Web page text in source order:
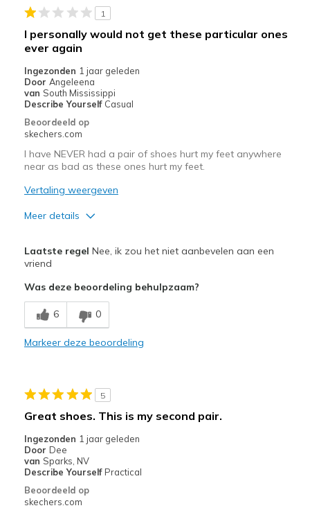
Casual Wear
Going Out
Travel
Width
Feels true to width
Sizing
View On Shoes
1
I personally would not get these particular ones
ever again
Ingezonden 1 jaar geleden
Door Angeleena
van South Mississippi
Describe Yourself Casual
Beoordeeld op
skechers.com
I have NEVER had a pair of shoes hurt my feet anywhere
near as bad as these ones hurt my feet.
Vertaling weergeven
Meer details
Attractive Design
Minpunten
Poor Cushioning
Beste toepassingen
Width
Feels true to width
Sizing
Feels true to size
Laatste regel Nee, ik zou het niet aanbevelen aan een
vriend
Was deze beoordeling behulpzaam?
6 0
Markeer deze beoordeling
5
Great shoes. This is my second pair.
Ingezonden 1 jaar geleden
Door Dee
van Sparks, NV
Describe Yourself Practical
Beoordeeld op
skechers.com